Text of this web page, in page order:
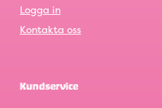
Logga in
Kontakta oss
Kundservice